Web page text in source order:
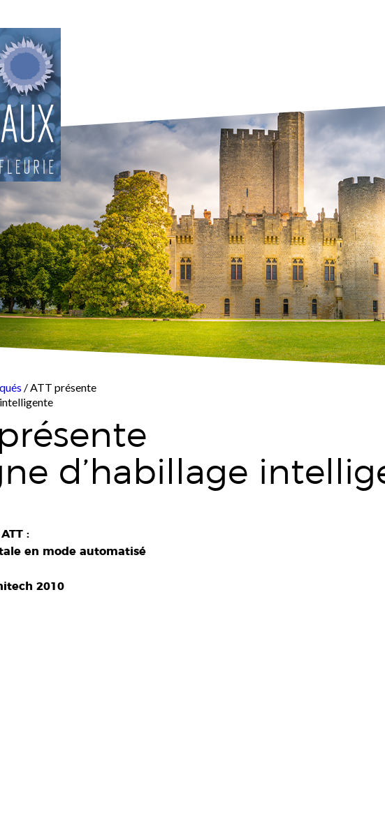
/ ATT présente
d’habillage
:
en mode automatisé
2010